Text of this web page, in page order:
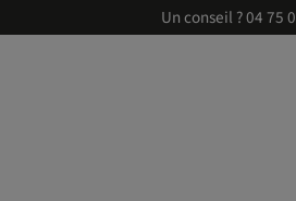
Un conseil ?04 75